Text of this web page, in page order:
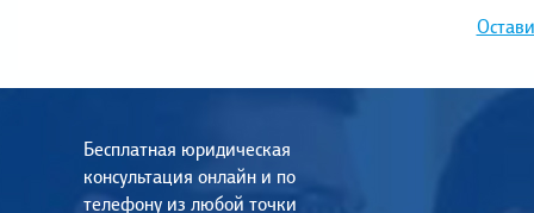
Бесплатная юридическая
консультация онлайн и по
телефону из любой точки